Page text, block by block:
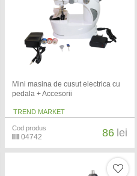
Mini masina de cusut electrica cu
pedala + Accesorii
TREND MARKET
Cod produs
04742 86 lei